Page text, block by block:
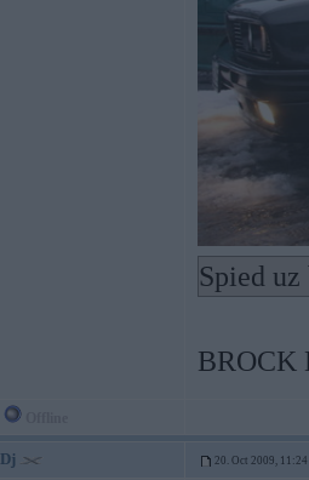
Spied
BROCK
Dj 20. Oct 2009, 11:24